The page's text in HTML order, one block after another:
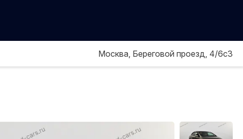
Москва, Береговой проезд, 4/6с3